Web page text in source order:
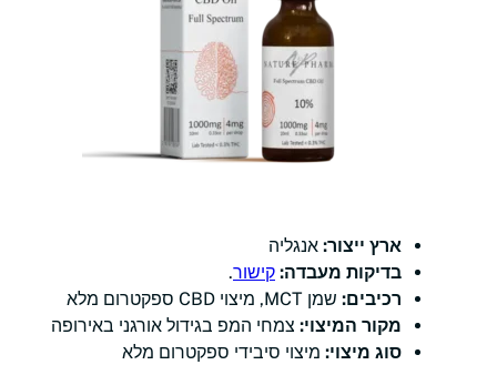
ארץ ייצור: אנגליה
בדיקות מעבדה: קישור.
רכיבים: שמן MCT, מיצוי CBD ספקטרום מלא
מקור המיצוי: צמחי המפ בגידול אורגני באירופה
סוג מיצוי: מיצוי סיבידי ספקטרום מלא